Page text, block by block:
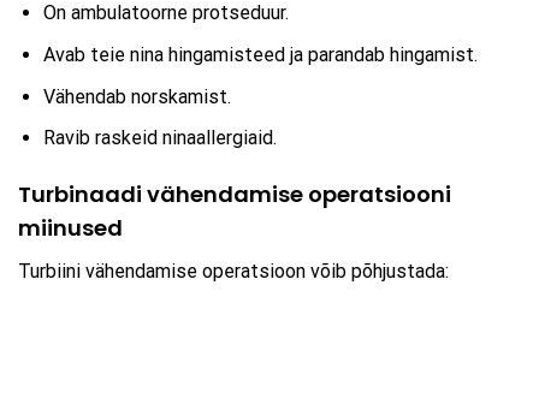
On ambulatoorne protseduur.
Avab teie nina hingamisteed ja parandab hingamist.
Vähendab norskamist.
Ravib raskeid ninaallergiaid.
Turbinaadi vähendamise operatsiooni
miinused
Turbiini vähendamise operatsioon võib põhjustada: